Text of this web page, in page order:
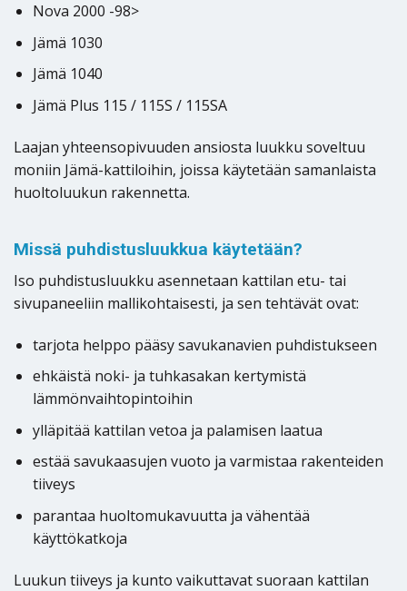
Nova 2000 -98>
Jämä 1030
Jämä 1040
Jämä Plus 115 / 115S / 115SA
Laajan yhteensopivuuden ansiosta luukku soveltuu
moniin Jämä-kattiloihin, joissa käytetään samanlaista
huoltoluukun rakennetta.
Missä puhdistusluukkua käytetään?
Iso puhdistusluukku asennetaan kattilan etu- tai
sivupaneeliin mallikohtaisesti, ja sen tehtävät ovat:
tarjota helppo pääsy savukanavien puhdistukseen
ehkäistä noki- ja tuhkasakan kertymistä
lämmönvaihtopintoihin
ylläpitää kattilan vetoa ja palamisen laatua
estää savukaasujen vuoto ja varmistaa rakenteiden
tiiveys
parantaa huoltomukavuutta ja vähentää
käyttökatkoja
Luukun tiiveys ja kunto vaikuttavat suoraan kattilan